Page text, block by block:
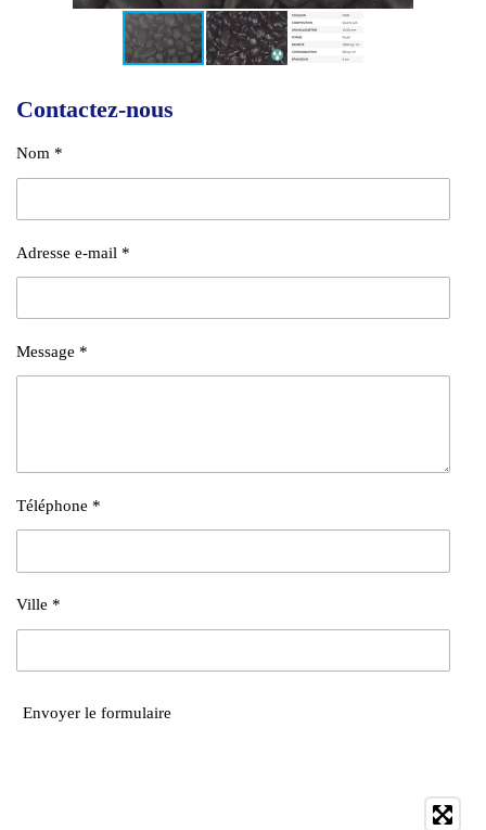
Contactez-nous
Nom *
Adresse e-mail *
Message *
Téléphone *
Ville *
Envoyer le formulaire